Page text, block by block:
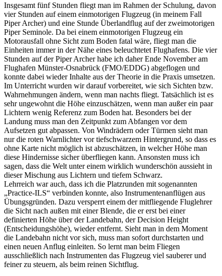
Insgesamt fünf Stunden fliegt man im Rahmen der Schulung, davon
vier Stunden auf einem einmotorigen Flugzeug (in meinem Fall
Piper Archer) und eine Stunde Überlandflug auf der zweimotorigen
Piper Seminole. Da bei einem einmotorigen Flugzeug ein
Motorausfall ohne Sicht zum Boden fatal wäre, fliegt man die
Einheiten immer in der Nähe eines beleuchtetet Flughafens. Die vier
Stunden auf der Piper Archer habe ich daher Ende November am
Flughafen Münster-Osnabrück (FMO/EDDG) abgeflogen und
konnte dabei wieder Inhalte aus der Theorie in die Praxis umsetzen.
Im Unterricht wurden wir darauf vorbereitet, wie sich Sichten bzw.
Wahrnehmungen ändern, wenn man nachts fliegt. Tatsächlich ist es
sehr ungewohnt die Höhe einzuschätzen, wenn man außer ein paar
Lichtern wenig Referenz zum Boden hat. Besonders bei der
Landung muss man den Zeitpunkt zum Abfangen vor dem
Aufsetzen gut abpassen. Von Windrädern oder Türmen sieht man
nur die roten Warnlichter vor tiefschwarzem Hintergrund, so dass es
ohne Karte nicht möglich ist abzuschätzen, in welcher Höhe man
diese Hindernisse sicher überfliegen kann. Ansonsten muss ich
sagen, dass die Welt unter einem wirklich wunderschön aussieht in
dieser Mischung aus Lichtern und tiefem Schwarz.
Lehrreich war auch, dass ich die Platzrunden mit sogenannten
„Practice-ILS“ verbinden konnte, also Instrumentenanflügen aus
Übungsgründen. Dazu versperrt einem der mitfliegende Fluglehrer
die Sicht nach außen mit einer Blende, die er erst bei einer
definierten Höhe über der Landebahn, der Decision Height
(Entscheidungshöhe), wieder entfernt. Sieht man in dem Moment
die Landebahn nicht vor sich, muss man sofort durchstarten und
einen neuen Anflug einleiten. So lernt man beim Fliegen
ausschließlich nach Instrumenten das Flugzeug viel sauberer und
feiner zu steuern, als beim reinen Sichtflug.